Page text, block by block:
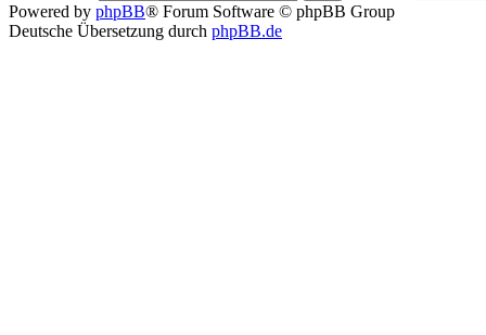
Powered by phpBB® Forum Software © phpBB Group
Deutsche Übersetzung durch phpBB.de